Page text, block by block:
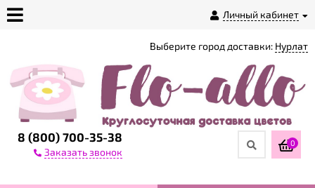
Личный кабинет
магазине
Доставка
8 (800) 700-35-38
Заказать звонок
Выберите город доставки: Нурлат
0